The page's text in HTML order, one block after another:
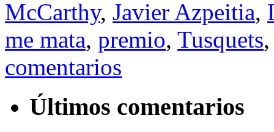
McCarthy, Javier Azpeitia,
me mata, premio, Tusquets
comentarios
Últimos comentarios